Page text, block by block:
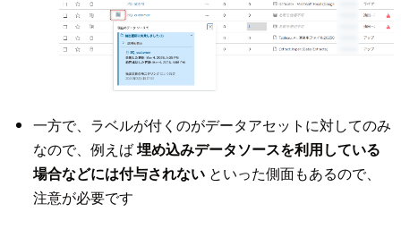
一方で、ラベルが付くのがデータアセットに対してのみ
なので、例えば埋め込みデータソースを利用している
場合などには付与されないといった側面もあるので、
注意が必要です